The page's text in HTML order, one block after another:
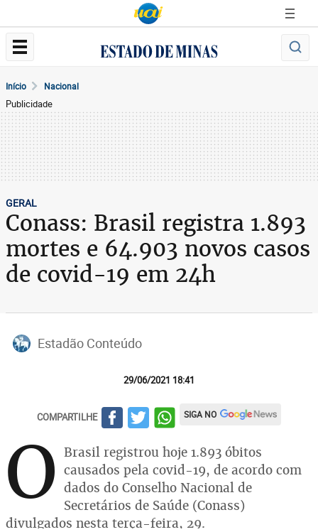
Início Nacional
Publicidade
GERAL
Conass: Brasil registra 1.893
mortes e 64.903 novos casos
de covid-19 em 24h
Estadão Conteúdo
29/06/2021 18:41
COMPARTILHE SIGA NO
O Brasil registrou hoje 1.893 óbitos
causados pela covid-19, de acordo com
dados do Conselho Nacional de
Secretários de Saúde (Conass)
divulgados nesta terça-feira, 29.